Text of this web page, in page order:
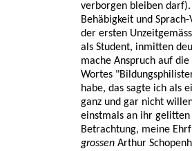
verborgen bleiben
Behäbigkeit und
der ersten
als Student, inmitten
mache Anspruch auf
Wortes
habe, das sagte ich als
ganz und gar nicht
einstmals an ihr gelitten
Betrachtung, meine
grossenArthur